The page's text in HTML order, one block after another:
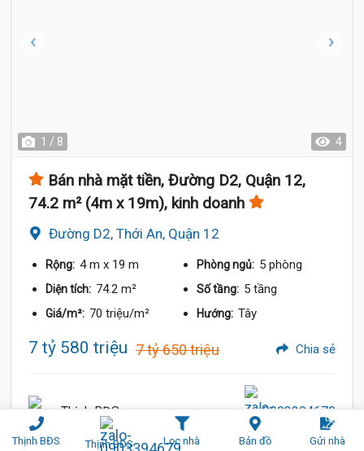
Thịnh BĐS Thịnh BĐS Lọc nhà Bản đồ Gửi nhà
1 / 8 4
Bán nhà mặt tiền, Đường D2, Quận 12,
74.2 m² (4m x 19m), kinh doanh
Đường D2, Thới An, Quận 12
Rộng: 4 m x 19 m Phòng ngủ: 5 phòng
Diện tích: 74.2 m² Số tầng: 5 tầng
Giá/m²: 70 triệu/m² Hướng: Tây
7 tỷ 580 triệu 7 tỷ 650 triệu Chia sẻ
Thịnh BĐS 0903394679